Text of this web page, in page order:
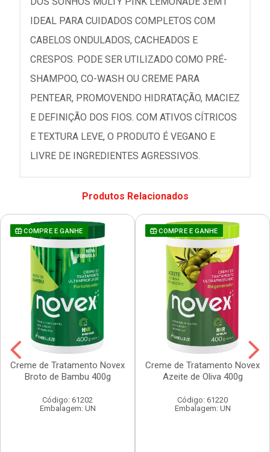
IDEAL PARA CUIDADOS COMPLETOS COM
CABELOS ONDULADOS, CACHEADOS E
CRESPOS. PODE SER UTILIZADO COMO PRÉ-
SHAMPOO, CO-WASH OU CREME PARA
PENTEAR, PROMOVENDO HIDRATAÇÃO, MACIEZ
E DEFINIÇÃO DOS FIOS. COM ATIVOS CÍTRICOS
E TEXTURA LEVE, O PRODUTO É VEGANO E
LIVRE DE INGREDIENTES AGRESSIVOS.
Produtos Relacionados
COMPRE E GANHE
Creme de Tratamento Novex
Broto de Bambu 400g
Código: 61202
Embalagem: UN
COMPRE E GANHE
Creme de Tratamento Novex
Azeite de Oliva 400g
Código: 61220
Embalagem: UN